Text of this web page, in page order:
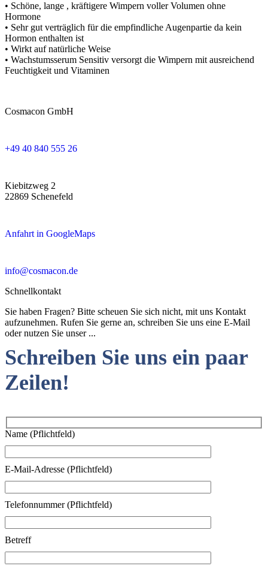
• Schöne, lange , kräftigere Wimpern voller Volumen ohne
Hormone
• Sehr gut verträglich für die empfindliche Augenpartie da kein
Hormon enthalten ist
• Wirkt auf natürliche Weise
• Wachstumsserum Sensitiv versorgt die Wimpern mit ausreichend
Feuchtigkeit und Vitaminen
Cosmacon GmbH
+49 40 840 555 26
Kiebitzweg 2
22869 Schenefeld
Anfahrt in GoogleMaps
info@cosmacon.de
Schnellkontakt
Sie haben Fragen? Bitte scheuen Sie sich nicht, mit uns Kontakt
aufzunehmen. Rufen Sie gerne an, schreiben Sie uns eine E-Mail
oder nutzen Sie unser ...
Schreiben Sie uns ein paar
Zeilen!
Name (Pflichtfeld)
E-Mail-Adresse (Pflichtfeld)
Telefonnummer (Pflichtfeld)
Betreff